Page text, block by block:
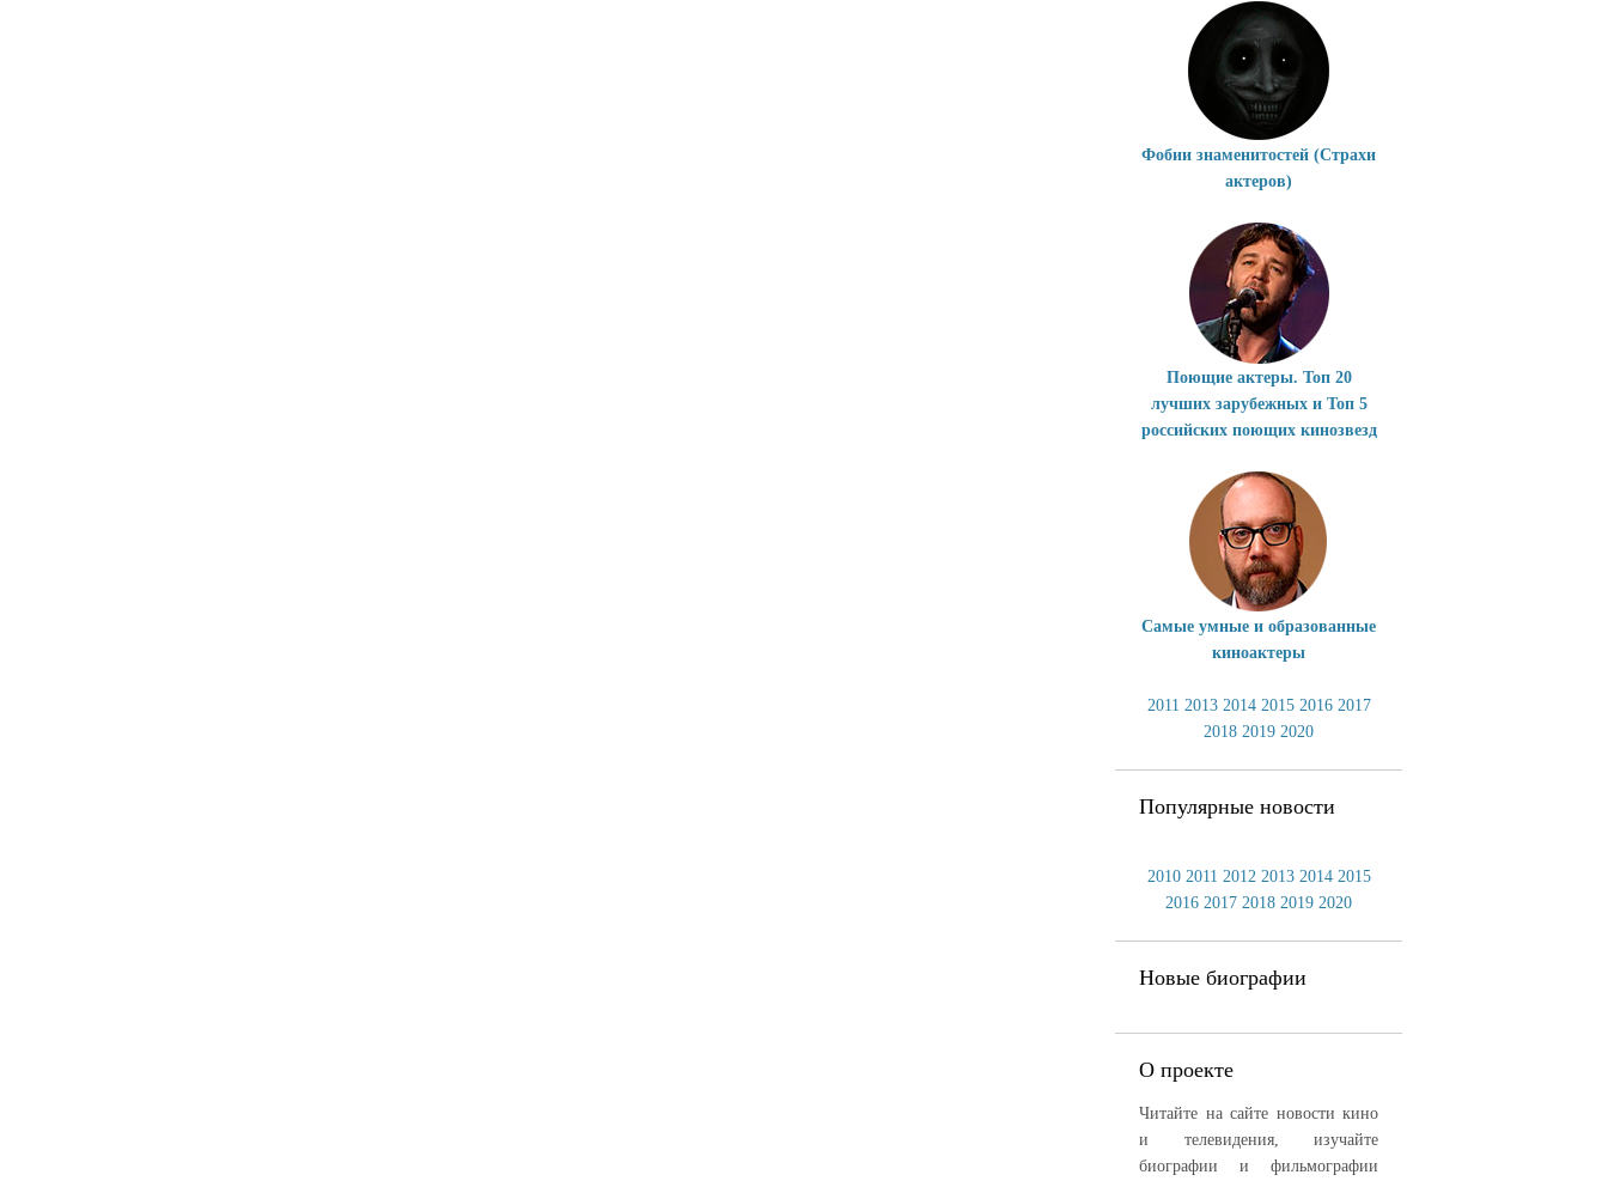
Фобии знаменитостей (Страхи
актеров)
Поющие актеры. Топ 20
лучших зарубежных и Топ 5
российских поющих кинозвезд
Самые умные и образованные
киноактеры
2011 2013 2014 2015 2016 2017
2018 2019 2020
Популярные новости
2010 2011 2012 2013 2014 2015
2016 2017 2018 2019 2020
Новые биографии
О проекте
Читайте на сайте новости кино
и телевидения, изучайте
биографии и фильмографии